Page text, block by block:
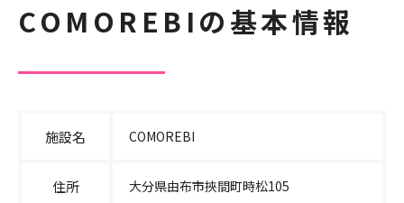
COMOREBIの基本情報
施設名 COMOREBI
住所 大分県由布市挾間町時松105